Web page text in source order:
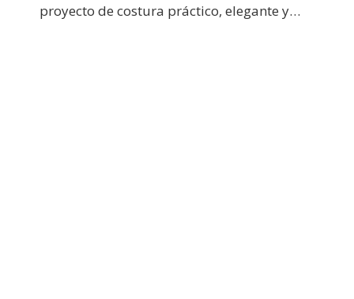
proyecto de costura práctico, elegante y…